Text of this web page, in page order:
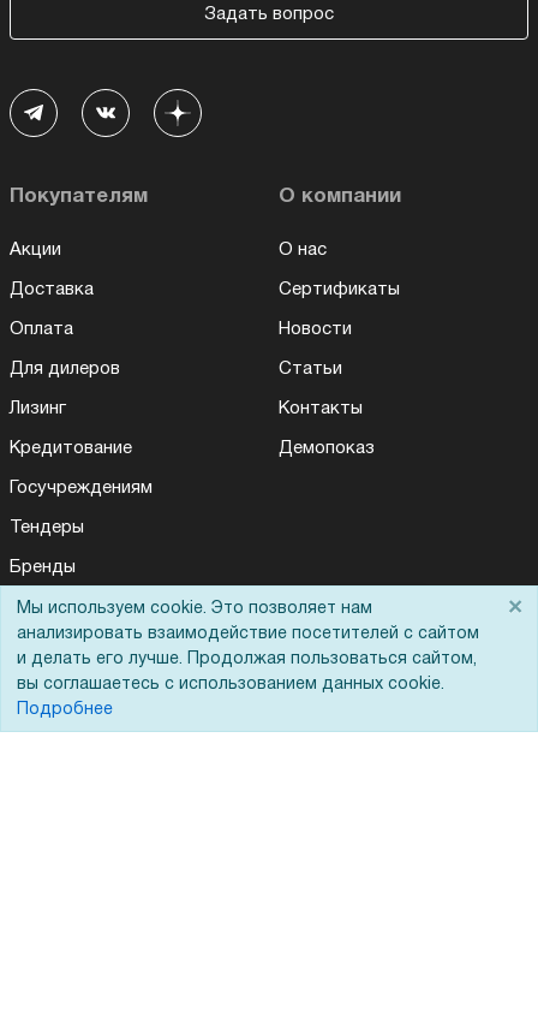
Задать вопрос
Покупателям
Акции
Доставка
Оплата
Для дилеров
Лизинг
Кредитование
Госучреждениям
Тендеры
Бренды
ЭДО
О компании
О нас
Сертификаты
Новости
Статьи
Контакты
Демопоказ
Мы используем cookie. Это позволяет нам
анализировать взаимодействие посетителей с сайтом
и делать его лучше. Продолжая пользоваться сайтом,
вы соглашаетесь с использованием данных cookie.
Подробнее
×
Для Вас доступно эксклюзивное приложение при
заказе этого товара
Получить скидку Не показывать